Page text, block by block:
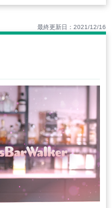
最終更新日：2021/12/16